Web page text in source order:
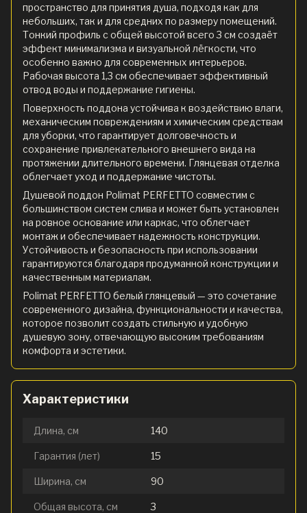
пространство для принятия душа, подходя как для
небольших, так и для средних по размеру помещений.
Тонкий профиль с общей высотой всего 3 см создаёт
эффект минимализма и визуальной лёгкости, что
особенно важно для современных интерьеров.
Рабочая высота 1,3 см обеспечивает эффективный
отвод воды и поддержание гигиены.
Поверхность поддона устойчива к воздействию влаги,
механическим повреждениям и химическим средствам
для уборки, что гарантирует долговечность и
сохранение привлекательного внешнего вида на
протяжении длительного времени. Глянцевая отделка
облегчает уход и поддержание чистоты.
Душевой поддон Polimat PERFETTO совместим с
большинством систем слива и может быть установлен
на ровное основание или каркас, что облегчает
монтаж и обеспечивает надежность конструкции.
Устойчивость и безопасность при использовании
гарантируются благодаря продуманной конструкции и
качественным материалам.
Polimat PERFETTO белый глянцевый — это сочетание
современного дизайна, функциональности и качества,
которое позволит создать стильную и удобную
душевую зону, отвечающую высоким требованиям
комфорта и эстетики.
Характеристики
Длина, см 140
Гарантия (лет) 15
Ширина, см 90
Общая высота, см 3